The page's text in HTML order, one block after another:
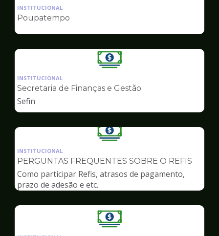
Finanças
INSTITUCIONAL
Poupatempo
Ilustração
pagina
INSTITUCIONAL
Secretaria de Finanças e Gestão
Sefin
Ilustração
pagina
Finanças
INSTITUCIONAL
PERGUNTAS FREQUENTES SOBRE O REFIS
Como participar Refis, atrasos de pagamento,
prazo de adesão e etc.
Ilustração